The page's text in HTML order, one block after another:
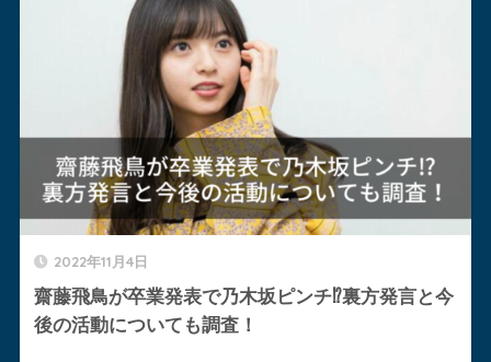
2022年11月4日
齋藤飛鳥が卒業発表で乃木坂ピンチ⁉︎裏方発言と今
後の活動についても調査！